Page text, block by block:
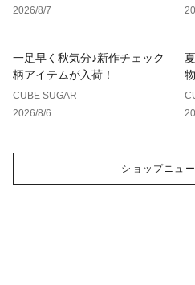
2026/8/7
一足早く秋気分♪新作チェック
柄アイテムが入荷！
CUBE SUGAR
2026/8/6
ショップニュ